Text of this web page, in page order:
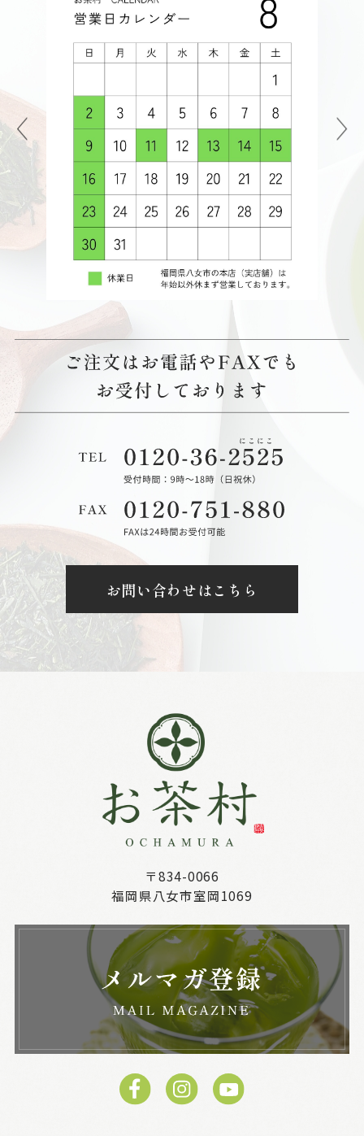
お問い合わせはこちら
〒834-0066
福岡県八女市室岡1069